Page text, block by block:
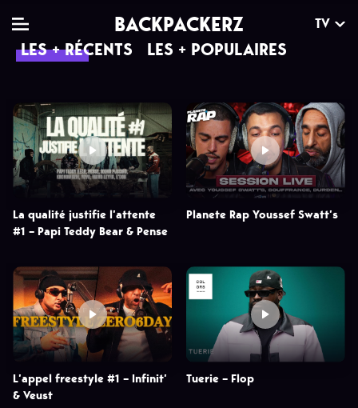
BACKPACKERZ TV
TV
Clips
Live
Documentaires
MAG
Dossiers
Interviews
Sorties
Newsletter
AGENDA
Paris
Festivals
LES + RÉCENTS LES + POPULAIRES
La qualité justifie l’attente
#1 – Papi Teddy Bear & Pense
Planete Rap Youssef Swatt’s
L’appel freestyle #1 – Infinit’
& Veust
Tuerie – Flop